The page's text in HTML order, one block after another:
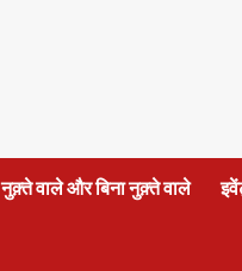
नुक़्ते वाले और बिना नुक़्ते वाले